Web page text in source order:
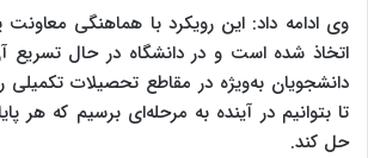
وی ادامه داد: این رویکرد با هماهنگی
اتخاذ شده است و در دانشگاه در حال تسریع
دانشجویان به‌ویژه در مقاطع تحصیلات
تا بتوانیم در آینده به مرحله‌ای برسیم که هر
حل کند.